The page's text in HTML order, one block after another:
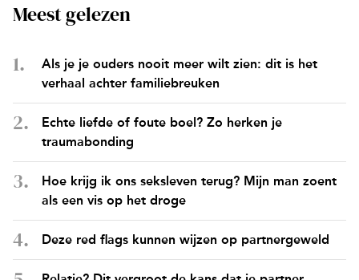
Meest gelezen
Als je je ouders nooit meer wilt zien: dit is het
verhaal achter familiebreuken
Echte liefde of foute boel? Zo herken je
traumabonding
Hoe krijg ik ons seksleven terug? Mijn man zoent
als een vis op het droge
Deze red flags kunnen wijzen op partnergeweld